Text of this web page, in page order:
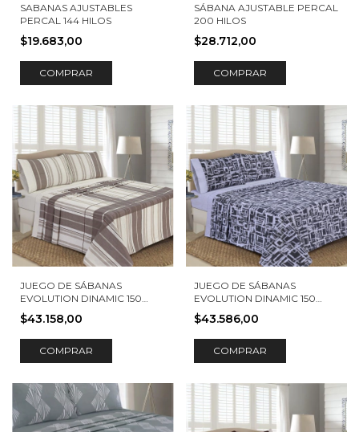
SABANAS AJUSTABLES
PERCAL 144 HILOS
$19.683,00
COMPRAR
SÁBANA AJUSTABLE PERCAL
200 HILOS
$28.712,00
COMPRAR
JUEGO DE SÁBANAS
EVOLUTION DINAMIC 150
HILOS BERLIN
$43.158,00
COMPRAR
JUEGO DE SÁBANAS
EVOLUTION DINAMIC 150
HILOS PARÍS
$43.586,00
COMPRAR